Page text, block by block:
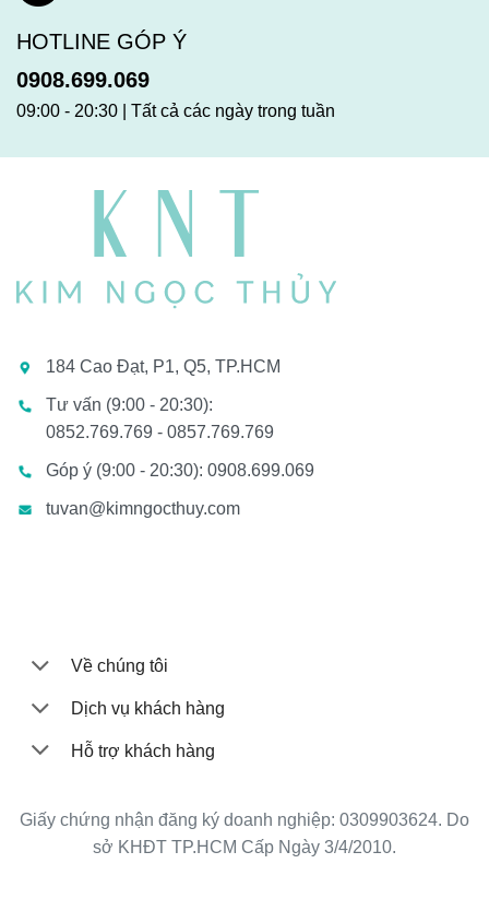
HOTLINE GÓP Ý
0908.699.069
09:00 - 20:30 | Tất cả các ngày trong tuần
184 Cao Đạt, P1, Q5, TP.HCM
Tư vấn (9:00 - 20:30):
0852.769.769 - 0857.769.769
Góp ý (9:00 - 20:30): 0908.699.069
tuvan@kimngocthuy.com
Về chúng tôi
Dịch vụ khách hàng
Hỗ trợ khách hàng
Giấy chứng nhận đăng ký doanh nghiệp: 0309903624. Do
sở KHĐT TP.HCM Cấp Ngày 3/4/2010.